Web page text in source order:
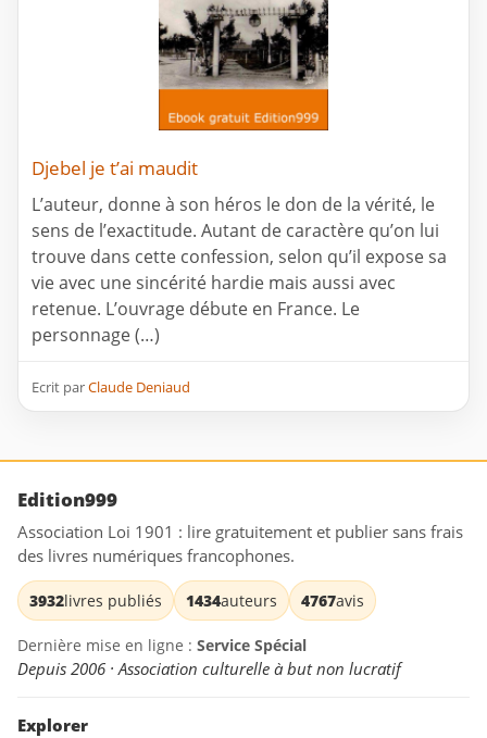
Djebel je t’ai maudit
L’auteur, donne à son héros le don de la vérité, le
sens de l’exactitude. Autant de caractère qu’on lui
trouve dans cette confession, selon qu’il expose sa
vie avec une sincérité hardie mais aussi avec
retenue. L’ouvrage débute en France. Le
personnage (…)
Ecrit parClaude Deniaud
Edition999
Association Loi 1901 : lire gratuitement et publier sans frais
des livres numériques francophones.
3932livres publiés 1434auteurs 4767avis
Dernière mise en ligne : Service Spécial
Depuis 2006 · Association culturelle à but non lucratif
Explorer